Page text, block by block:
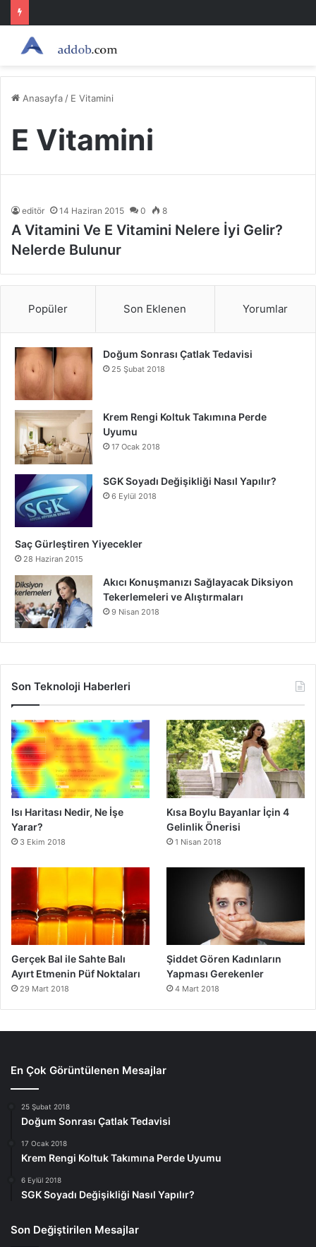
Anasayfa / E Vitamini
E Vitamini
editör 14 Haziran 2015 0 8
A Vitamini Ve E Vitamini Nelere İyi Gelir?
Nelerde Bulunur
Popüler Son Eklenen Yorumlar
Doğum Sonrası Çatlak Tedavisi
25 Şubat 2018
Krem Rengi Koltuk Takımına Perde
Uyumu
17 Ocak 2018
SGK Soyadı Değişikliği Nasıl Yapılır?
6 Eylül 2018
Saç Gürleştiren Yiyecekler
28 Haziran 2015
Akıcı Konuşmanızı Sağlayacak Diksiyon
Tekerlemeleri ve Alıştırmaları
9 Nisan 2018
Son Teknoloji Haberleri
Isı Haritası Nedir, Ne İşe
Yarar?
3 Ekim 2018
Kısa Boylu Bayanlar İçin 4
Gelinlik Önerisi
1 Nisan 2018
Gerçek Bal ile Sahte Balı
Ayırt Etmenin Püf Noktaları
29 Mart 2018
Şiddet Gören Kadınların
Yapması Gerekenler
4 Mart 2018
En Çok Görüntülenen Mesajlar
25 Şubat 2018
Doğum Sonrası Çatlak Tedavisi
17 Ocak 2018
Krem Rengi Koltuk Takımına Perde Uyumu
6 Eylül 2018
SGK Soyadı Değişikliği Nasıl Yapılır?
Son Değiştirilen Mesajlar